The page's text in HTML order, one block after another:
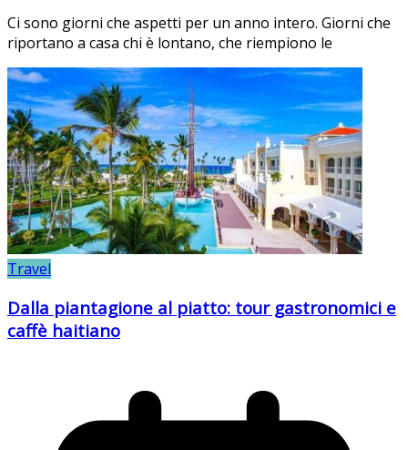
Ci sono giorni che aspetti per un anno intero. Giorni che
riportano a casa chi è lontano, che riempiono le
Travel
Dalla piantagione al piatto: tour gastronomici e
caffè haitiano